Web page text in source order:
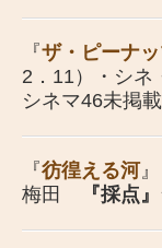
『ザ・ピーナ
2．11）・シ
シネマ46未掲載
『彷徨える河
梅田
『採点』